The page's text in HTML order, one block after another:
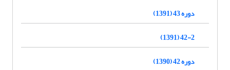
دوره 43 (1391)
42-2 (1391)
دوره 42 (1390)